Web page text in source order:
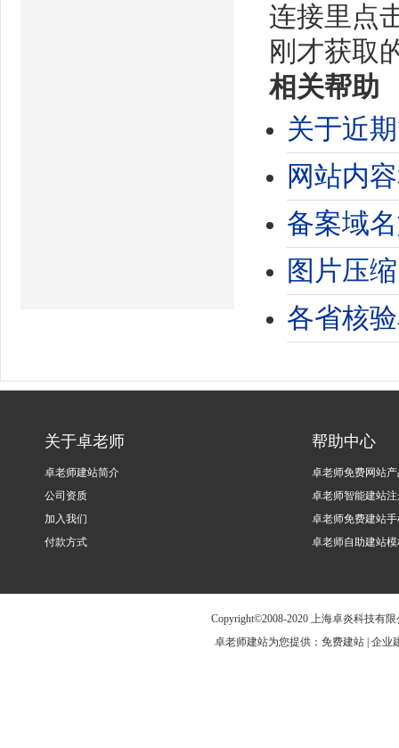
连接里点
刚才获取
相关帮助
关于近
网站内
备案域
图片压
各省核
关于卓老师
卓老师建站简介
公司资质
加入我们
付款方式
帮助中心
卓老师免费网站
卓老师智能建站
卓老师免费建站
卓老师自助建站
Copyright©2008-2020 上海卓炎科技有
卓老师建站为您提供：免费建站 | 企业